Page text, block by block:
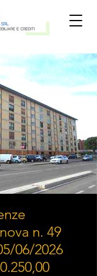
n. 49
06/2026